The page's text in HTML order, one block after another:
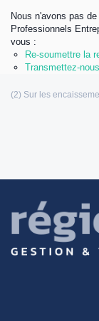
Nous n'avons pas
Professionnels
vous :
Re-soumettre la
Transmettez-